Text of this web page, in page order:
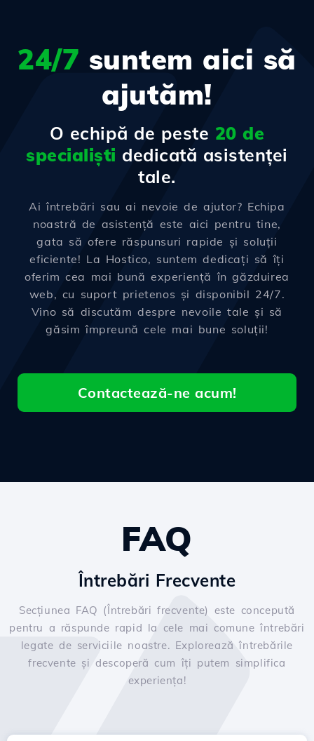
24/7 suntem aici să
ajutăm!
O echipă de peste 20 de
specialiști dedicată asistenței
tale.
Ai întrebări sau ai nevoie de ajutor? Echipa
noastră de asistență este aici pentru tine,
gata să ofere răspunsuri rapide și soluții
eficiente! La Hostico, suntem dedicați să îți
oferim cea mai bună experiență în găzduirea
web, cu suport prietenos și disponibil 24/7.
Vino să discutăm despre nevoile tale și să
găsim împreună cele mai bune soluții!
Contactează-ne acum!
FAQ
Întrebări Frecvente
Secțiunea FAQ (Întrebări frecvente) este concepută
pentru a răspunde rapid la cele mai comune întrebări
legate de serviciile noastre. Explorează întrebările
frecvente și descoperă cum îți putem simplifica
experiența!